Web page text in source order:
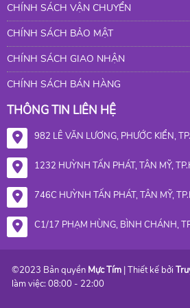
CHÍNH SÁCH VẬN CHUYỂN
CHÍNH SÁCH BẢO MẬT
CHÍNH SÁCH GIAO NHẬN
CHÍNH SÁCH BÁN HÀNG
THÔNG TIN LIÊN HỆ
982 LÊ VĂN LƯƠNG, PHƯỚC KIỂN,
1232 HUỲNH TẤN PHÁT, TÂN MỸ,
746C HUỲNH TẤN PHÁT, TÂN MỸ,
C1/17 PHẠM HÙNG, BÌNH CHÁNH,
©2023 Bản quyền Mực Tím | Thiết kế bởi
làm việc: 08:00 - 22:00